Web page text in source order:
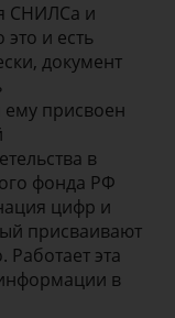
СНИЛСа и
это и есть
документ
ему присвоен
в
фонда РФ
цифр и
присваивают
эта
в